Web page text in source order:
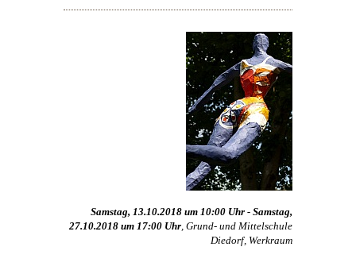
Samstag, 13.10.2018 um 10:00 Uhr - Samstag,
27.10.2018 um 17:00 Uhr , Grund- und Mittelschule
Diedorf, Werkraum